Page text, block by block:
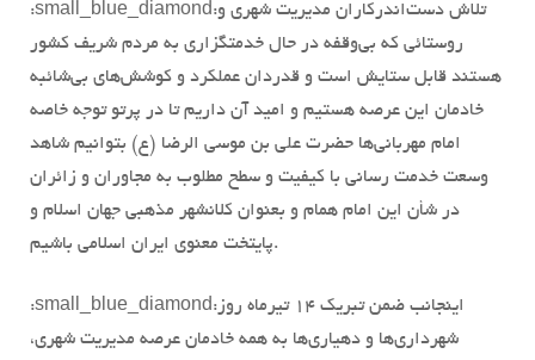
:small_blue_diamond:تلاش دست‌اندرکاران مدیریت شهری و
روستائی که بی‌وقفه در حال خدمتگزاری به مردم شریف کشور
هستند قابل ستایش است و قدردان عملکرد و کوشش‌های بی‌شائبه
خادمان این عرصه هستیم و امید آن داریم تا در پرتو توجه خاصه
امام مهربانی‌ها حضرت علی بن موسی الرضا (ع) بتوانیم شاهد
وسعت خدمت رسانی با کیفیت و سطح مطلوب به مجاوران و زائران
در شأن این امام همام‌ و بعنوان کلانشهر مذهبی جهان اسلام و
پایتخت معنوی ایران اسلامی باشیم.
:small_blue_diamond: اینجانب ضمن تبریک ۱۴ تیرماه روز
شهرداری‌ها و دهیاری‌ها به همه خادمان عرصه مدیریت شهری،